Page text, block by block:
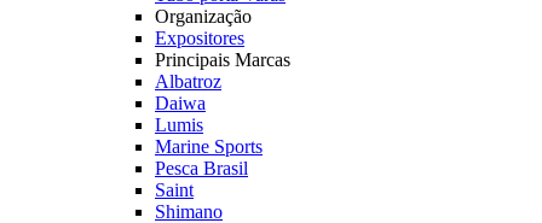
Organização
Expositores
Principais Marcas
Albatroz
Daiwa
Lumis
Marine Sports
Pesca Brasil
Saint
Shimano